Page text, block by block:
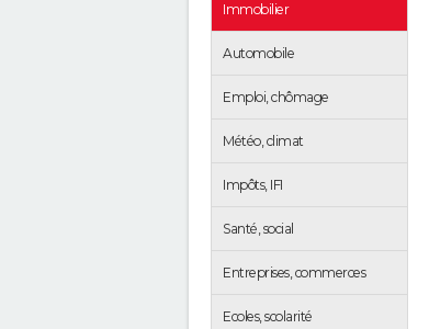
Immobilier
Automobile
Emploi, chômage
Météo, climat
Impôts, IFI
Santé, social
Entreprises, commerces
Ecoles, scolarité